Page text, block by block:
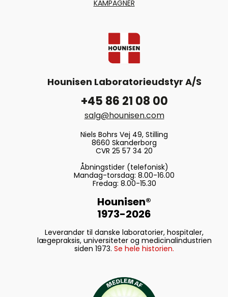
KAMPAGNER
Hounisen Laboratorieudstyr A/S
+45 86 21 08 00
salg@hounisen.com
Niels Bohrs Vej 49, Stilling
8660 Skanderborg
CVR 25 57 34 20
Åbningstider (telefonisk)
Mandag-torsdag: 8.00-16.00
Fredag: 8.00-15.30
Hounisen®
1973-2026
Leverandør til danske laboratorier, hospitaler,
lægepraksis, universiteter og medicinalindustrien
siden 1973. Se hele historien.